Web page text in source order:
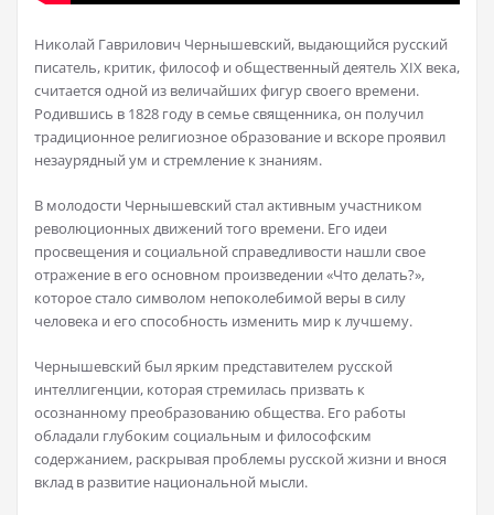
Николай Гаврилович Чернышевский, выдающийся русский
писатель, критик, философ и общественный деятель XIX века,
считается одной из величайших фигур своего времени.
Родившись в 1828 году в семье священника, он получил
традиционное религиозное образование и вскоре проявил
незаурядный ум и стремление к знаниям.
В молодости Чернышевский стал активным участником
революционных движений того времени. Его идеи
просвещения и социальной справедливости нашли свое
отражение в его основном произведении «Что делать?»,
которое стало символом непоколебимой веры в силу
человека и его способность изменить мир к лучшему.
Чернышевский был ярким представителем русской
интеллигенции, которая стремилась призвать к
осознанному преобразованию общества. Его работы
обладали глубоким социальным и философским
содержанием, раскрывая проблемы русской жизни и внося
вклад в развитие национальной мысли.